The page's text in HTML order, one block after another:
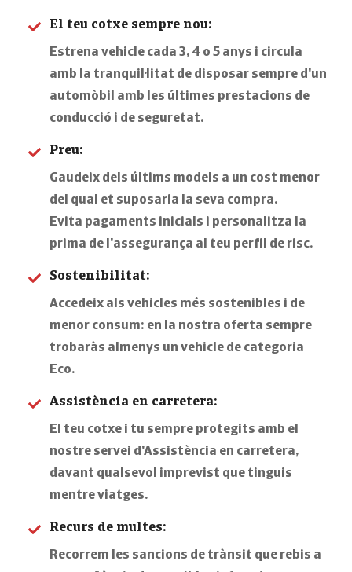
El teu cotxe sempre nou:
Estrena vehicle cada 3, 4 o 5 anys i circula
amb la tranquil·litat de disposar sempre d'un
automòbil amb les últimes prestacions de
conducció i de seguretat.
Preu:
Gaudeix dels últims models a un cost menor
del qual et suposaria la seva compra.
Evita pagaments inicials i personalitza la
prima de l'assegurança al teu perfil de risc.
Sostenibilitat:
Accedeix als vehicles més sostenibles i de
menor consum: en la nostra oferta sempre
trobaràs almenys un vehicle de categoria
Eco.
Assistència en carretera:
El teu cotxe i tu sempre protegits amb el
nostre servei d'Assistència en carretera,
davant qualsevol imprevist que tinguis
mentre viatges.
Recurs de multes:
Recorrem les sancions de trànsit que rebis a